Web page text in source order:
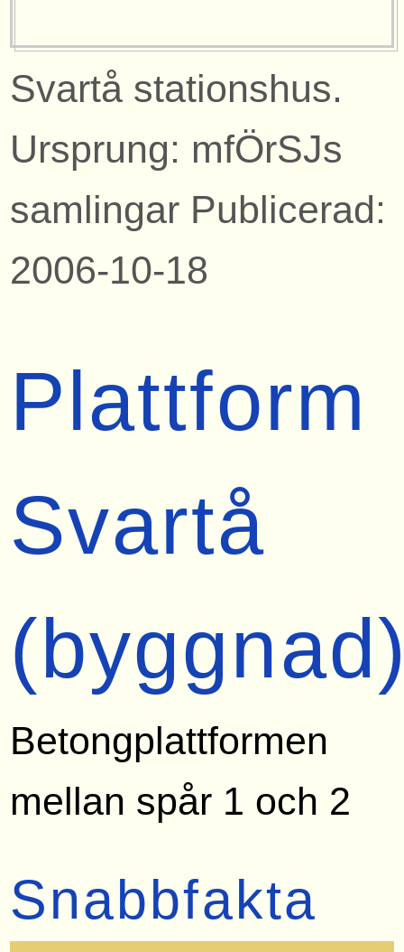
Svartå stationshus.
Ursprung: mfÖrSJs
samlingar Publicerad:
2006-10-18
Plattform
Svartå
Betongplattformen
mellan spår 1 och 2
Snabbfakta